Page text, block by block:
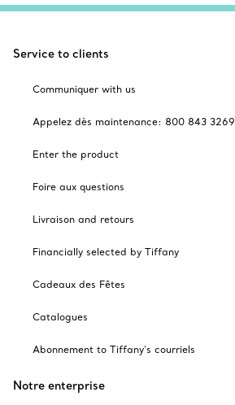
Service to clients
Communiquer with us
Appelez dès maintenance: 800 843 3269
Enter the product
Foire aux questions
Livraison and retours
Financially selected by Tiffany
Cadeaux des Fêtes
Catalogues
Abonnement to Tiffany's courriels
Notre enterprise